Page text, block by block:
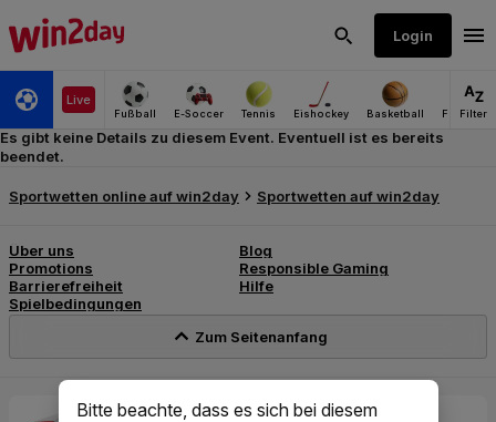
Bitte beachte, dass es sich bei diesem
Es gibt keine Details zu diesem Event. Eventuell ist es bereits
beendet.